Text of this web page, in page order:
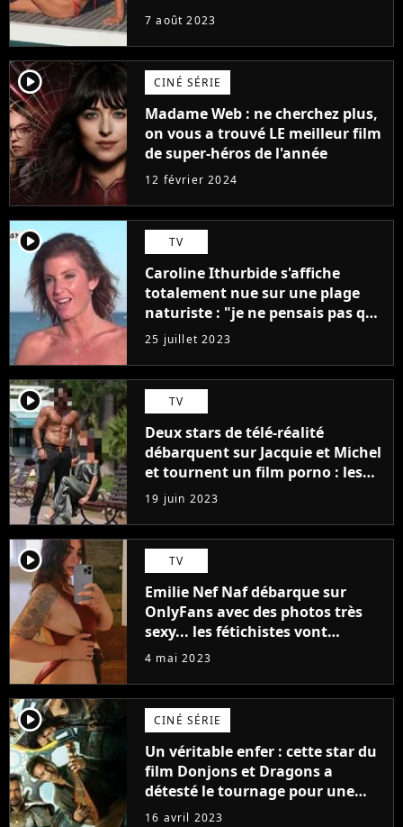
7 août 2023
player2 CINÉ SÉRIE
Madame Web : ne cherchez plus,
on vous a trouvé LE meilleur film
de super-héros de l'année
12 février 2024
player2 TV
Caroline Ithurbide s'affiche
totalement nue sur une plage
naturiste : "je ne pensais pas que
j'arriverais à le faire..."
25 juillet 2023
player2 TV
Deux stars de télé-réalité
débarquent sur Jacquie et Michel
et tournent un film porno : les
premières images du tournage
(exclu)
19 juin 2023
player2 TV
Emilie Nef Naf débarque sur
OnlyFans avec des photos très
sexy... les fétichistes vont
prendre leur pied !
4 mai 2023
player2 CINÉ SÉRIE
Un véritable enfer : cette star du
film Donjons et Dragons a
détesté le tournage pour une
raison très spéciale
16 avril 2023